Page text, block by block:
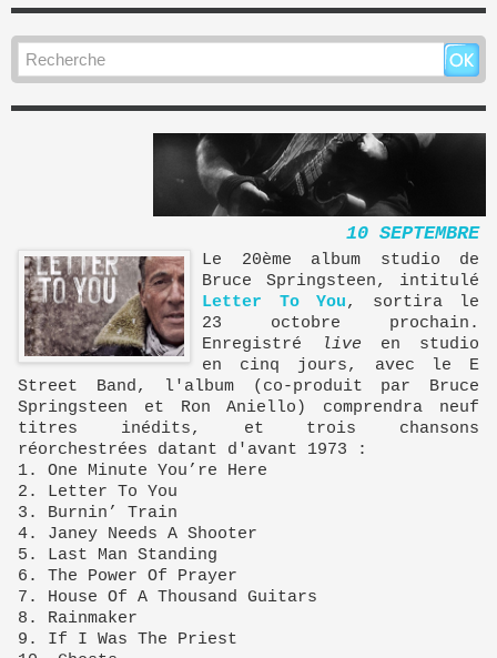
10 SEPTEMBRE
Le 20ème album studio de
Bruce Springsteen, intitulé
Letter To You, sortira le
23 octobre prochain.
Enregistré
live en studio
en cinq jours, avec le E
Street Band, l'album (co-produit par Bruce
Springsteen et Ron Aniello) comprendra neuf
titres inédits, et trois chansons
réorchestrées datant d'avant 1973 :
1. One Minute You’re Here
2. Letter To You
3. Burnin’ Train
4. Janey Needs A Shooter
5. Last Man Standing
6. The Power Of Prayer
7. House Of A Thousand Guitars
8. Rainmaker
9. If I Was The Priest